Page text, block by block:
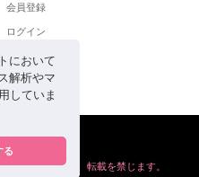
において
解析やマ
していま
る
会員登録
ログイン
ンツの無断複写、転載を禁じます。